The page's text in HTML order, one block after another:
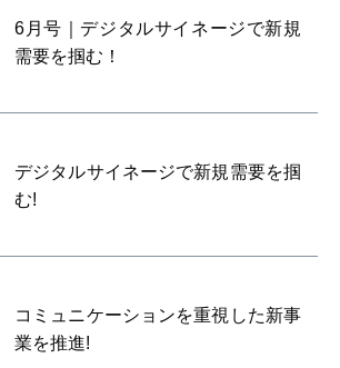
6月号｜デジタルサイネージで新規
需要を掴む！
デジタルサイネージで新規需要を掴
む!
コミュニケーションを重視した新事
業を推進!